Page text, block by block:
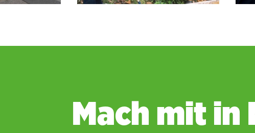
Mach mit in